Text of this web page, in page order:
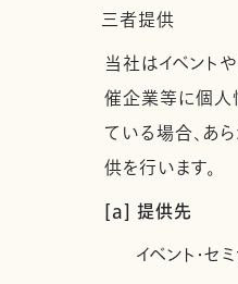
三者提供
当社はイベント
催企業等に個人
ている場合、あ
供を行います。
[a] 提供先
イベント・